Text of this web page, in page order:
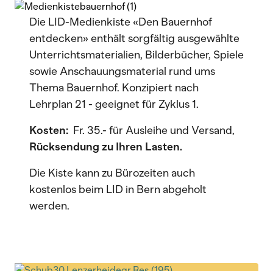
Die LID-Medienkiste «Den Bauernhof
entdecken» enthält sorgfältig ausgewählte
Unterrichtsmaterialien, Bilderbücher, Spiele
sowie Anschauungsmaterial rund ums
Thema Bauernhof. Konzipiert nach
Lehrplan 21 - geeignet für Zyklus 1.
Kosten: Fr. 35.- für Ausleihe und Versand,
Rücksendung zu Ihren Lasten.
Die Kiste kann zu Bürozeiten auch
kostenlos beim LID in Bern abgeholt
werden.